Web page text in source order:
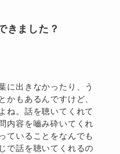
きました？
に出きなかったり、う
かもあるんですけど、
ね。話を聴いてくれて
内容を嚙み砕いてくれ
ていることをなんでも
で話を聴いてくれるの